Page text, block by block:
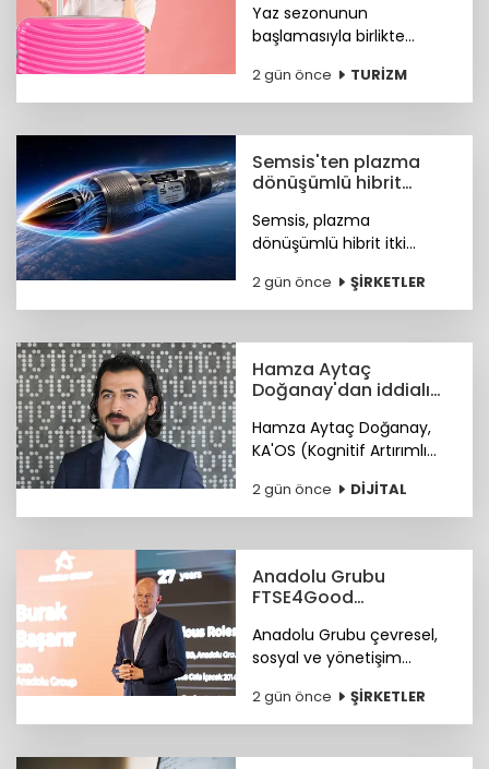
Yaz sezonunun
başlamasıyla birlikte
hareketlilik, siber suçlular
için finansal kazanç odaklı
nasıl korunacağız?
2 gün önce TURİZM
Semsis'ten plazma
dönüşümlü hibrit
Semsis, plazma
dönüşümlü hibrit itki
teknik ayrıntıları duyurdu.
2 gün önce ŞİRKETLER
Hamza Aytaç
Doğanay'dan iddialı
Hamza Aytaç Doğanay,
KA'OS (Kognitif Artırımlı
siber güvenlik yazılımları
konusunda iddialı.
2 gün önce DİJİTAL
Anadolu Grubu
FTSE4Good
Anadolu Grubu çevresel,
sosyal ve yönetişim
yaklaşımı ile FTSE4Good
Endeksi’nde.
2 gün önce ŞİRKETLER